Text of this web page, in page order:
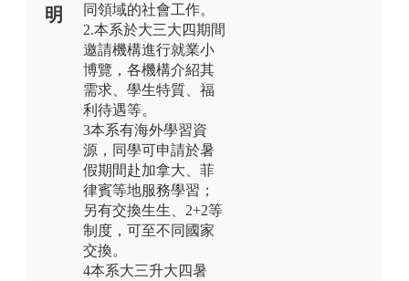
明
同領域的社會工作。
2.本系於大三大四期間
邀請機構進行就業小
博覽，各機構介紹其
需求、學生特質、福
利待遇等。
3本系有海外學習資
源，同學可申請於暑
假期間赴加拿大、菲
律賓等地服務學習；
另有交換生生、2+2等
制度，可至不同國家
交換。
4本系大三升大四暑